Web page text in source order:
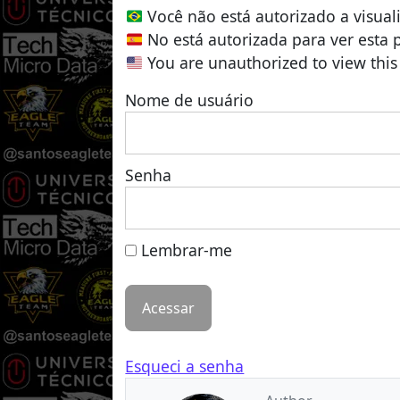
Você não está autorizado a
No está autorizada para ver esta
You are unauthorized to view
Nome de usuário
Senha
Lembrar-me
Esqueci a senha